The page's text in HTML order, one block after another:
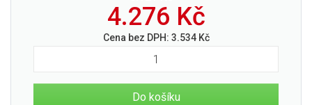
4.276 Kč
Cena bez DPH: 3.534Kč
Do košíku